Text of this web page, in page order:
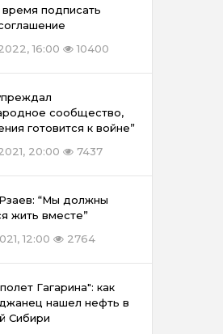
подписать
16:00
10400
сообщество,
готовится к войне”
20:00
7437
“Мы должны
жить вместе”
12:00
2764
Гагарина": как
нашел нефть в
Сибири